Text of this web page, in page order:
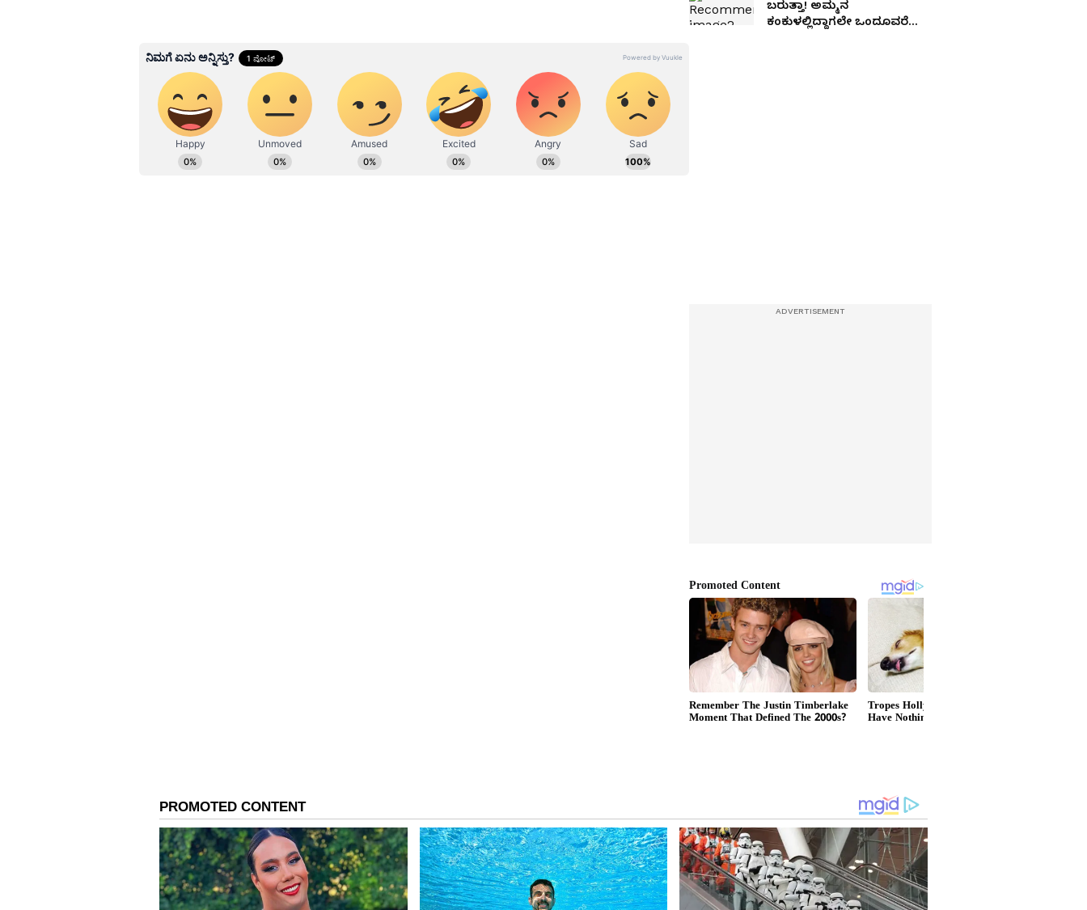
ಇನ್ಸ್‌ಪೆಕ್ಟರ್ (PSI) ಬಿ.ಕೆ. ರವಿ ಅವರು ಅಧಿಕೃತವಾಗಿ ದೂರು ದಾಖಲಿಸಿದ್ದರು.
ಈ ದೂರನ್ನು ಆಧರಿಸಿ ಮಲ್ಪೆ ಪೊಲೀಸರು ಭಾರತೀಯ ನ್ಯಾಯ ಸಂಹಿತೆ (BNS) ಸೆಕ್ಷನ್ 191(1) (ಅಕ್ರಮ ಕೂಟ
ಸೇರುವುದು) ಮತ್ತು ಸೆಕ್ಷನ್ 192 (ಗಲಭೆ ಸೃಷ್ಟಿಸಲು ಪ್ರಚೋದನೆ) ಅಡಿಯಲ್ಲಿ ಪ್ರಮೋದ್ ಮಧ್ವರಾಜ್ ವಿರುದ್ಧ
ಎಫ್‌ಐಆರ್ ದಾಖಲಿಸಿದ್ದರು.
ಬರುತ್ತಾ! ಅಮ್ಮನ
ಕಂಕುಳಲ್ಲಿದ್ದಾಗಲೇ ಒಂದೂವರೆ